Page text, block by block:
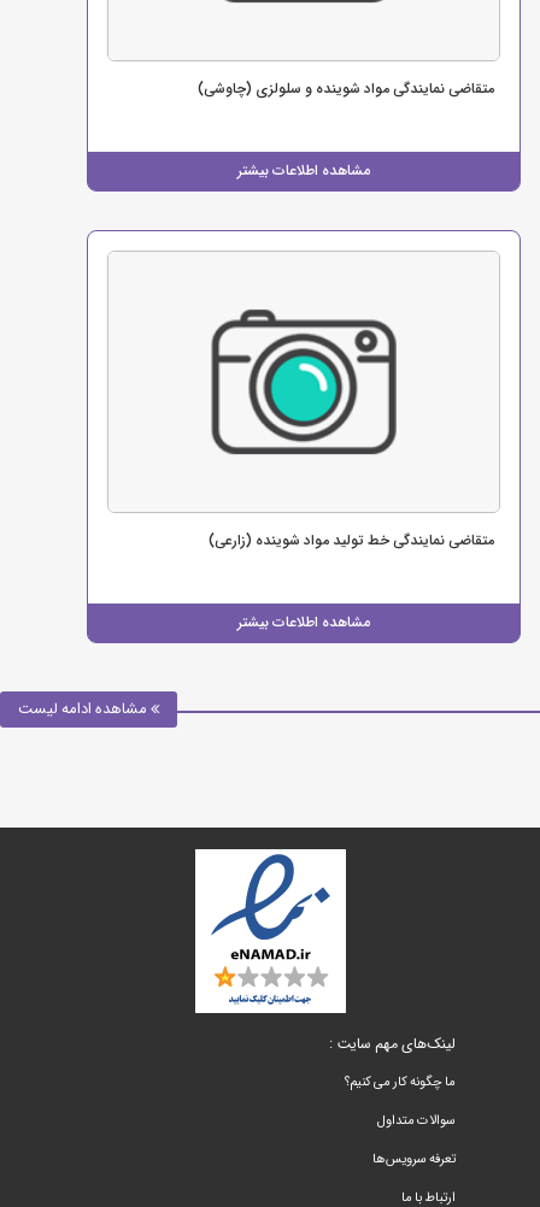
مشاهده اطلاعات بیشتر
متقاضی نمایندگی مواد شوینده و سلولزی (چاوشی)
مشاهده اطلاعات بیشتر
متقاضی نمایندگی خط تولید مواد شوینده (زارعی)
مشاهده ادامه لیست
لینک‌های مهم سایت :
ما چگونه کار می کنیم؟
سوالات متداول
تعرفه سرویس‌ها
ارتباط با ما